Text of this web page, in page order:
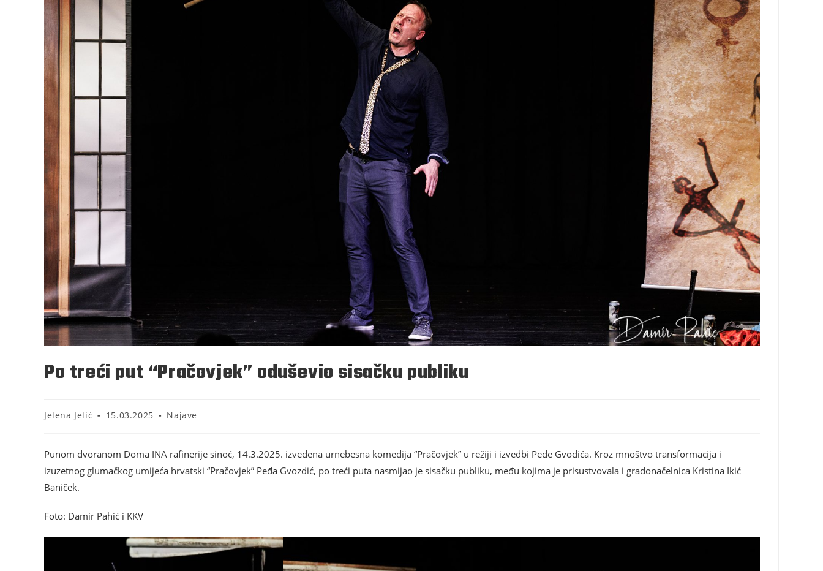
Po treći put “Pračovjek” oduševio sisačku publiku
Jelena Jelić 15.03.2025 Najave
Punom dvoranom Doma INA rafinerije sinoć, 14.3.2025. izvedena urnebesna komedija “Pračovjek” u režiji i izvedbi Peđe Gvodića. Kroz mnoštvo transformacija i
izuzetnog glumačkog umijeća hrvatski “Pračovjek” Peđa Gvozdić, po treći puta nasmijao je sisačku publiku, među kojima je prisustvovala i gradonačelnica Kristina Ikić
Baniček.
Foto: Damir Pahić i KKV